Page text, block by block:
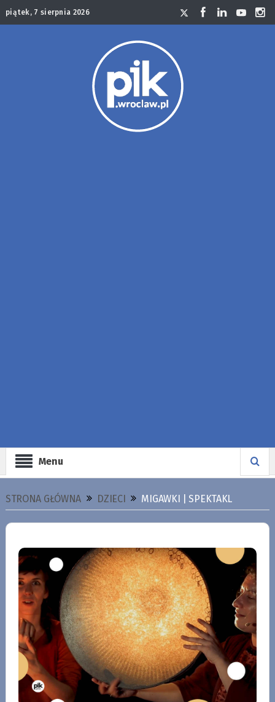
piątek, 7 sierpnia 2026
Menu
STRONA GŁÓWNA DZIECI MIGAWKI | SPEKTAKL